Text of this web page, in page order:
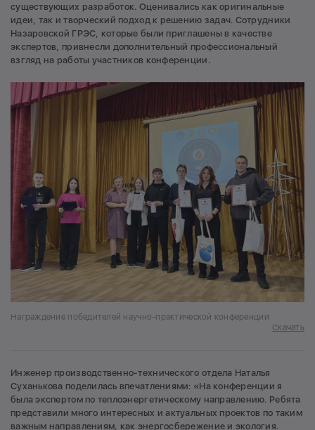
существующих разработок. Оценивались как оригинальные
идеи, так и творческий подход к решению задач. Сотрудники
Назаровской ГРЭС, которые были приглашены в качестве
экспертов, привнесли дополнительный профессиональный
взгляд на работы участников конференции.
Награждение победителей научно-практической конференции
Скачать
Инженер производственно-технического отдела Наталья
Суханькова поделилась впечатлениями: «На конференции я
была экспертом по теплоэнергетическому направлению. Ребята
представили много интересных и актуальных проектов по таким
важным направлениям, как энергосбережение и экология.